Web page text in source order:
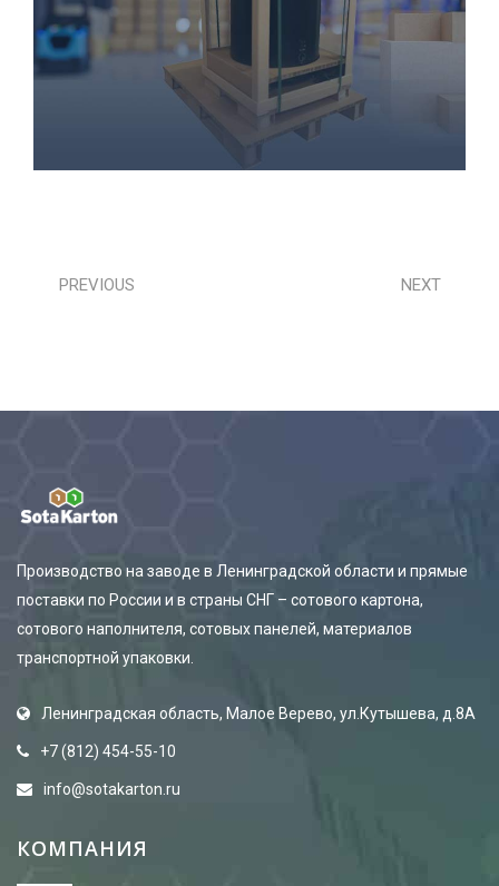
PREVIOUS NEXT
Производство на заводе в Ленинградской области и прямые
поставки по России и в страны СНГ – сотового картона,
сотового наполнителя, сотовых панелей, материалов
транспортной упаковки.
Ленинградская область, Малое Верево, ул.Кутышева, д.8А
+7 (812) 454-55-10
info@sotakarton.ru
КОМПАНИЯ